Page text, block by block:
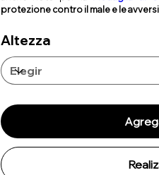
protezione contro il male e le
Altezza